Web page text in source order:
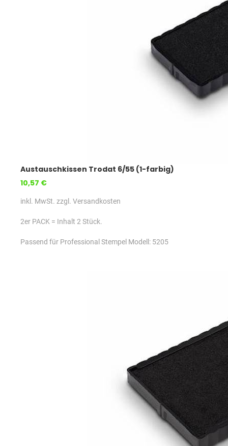
Austauschkissen Trodat 6/55 (1-farbig)
10,57 €
inkl. MwSt. zzgl. Versandkosten
2er PACK = Inhalt 2 Stück.
Passend für Professional Stempel Modell: 5205